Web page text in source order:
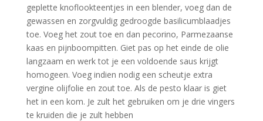
geplette knoflookteentjes in een blender, voeg dan de
gewassen en zorgvuldig gedroogde basilicumblaadjes
toe. Voeg het zout toe en dan pecorino, Parmezaanse
kaas en pijnboompitten. Giet pas op het einde de olie
langzaam en werk tot je een voldoende saus krijgt
homogeen. Voeg indien nodig een scheutje extra
vergine olijfolie en zout toe. Als de pesto klaar is giet
het in een kom. Je zult het gebruiken om je drie vingers
te kruiden die je zult hebben